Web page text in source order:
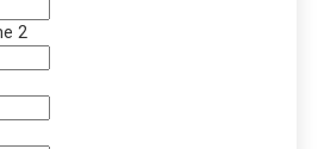
2